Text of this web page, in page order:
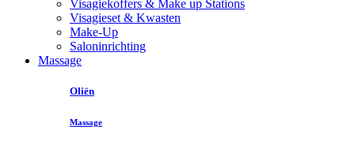
Visagiekoffers & Make up Stations
Visagieset & Kwasten
Make-Up
Saloninrichting
Massage
Oliën
Massage